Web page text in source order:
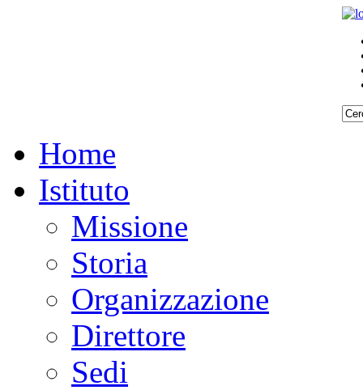
Home
Istituto
Missione
Storia
Organizzazione
Direttore
Sedi